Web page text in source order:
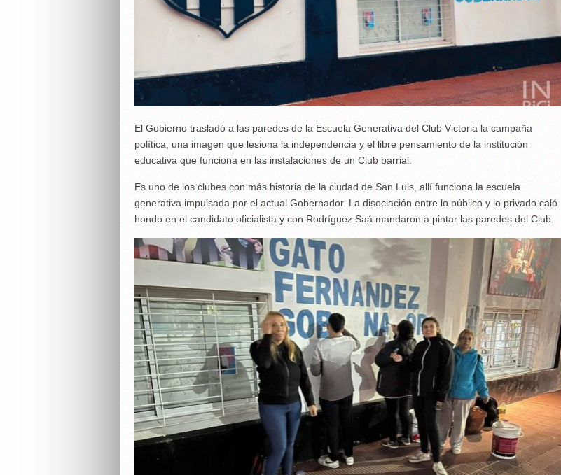
El Gobierno trasladó a las paredes de la Escuela Generativa del Club Victoria la campaña
política, una imagen que lesiona la independencia y el libre pensamiento de la institución
educativa que funciona en las instalaciones de un Club barrial.
Es uno de los clubes con más historia de la ciudad de San Luis, allí funciona la escuela
generativa impulsada por el actual Gobernador. La disociación entre lo público y lo privado caló
hondo en el candidato oficialista y con Rodríguez Saá mandaron a pintar las paredes del Club.